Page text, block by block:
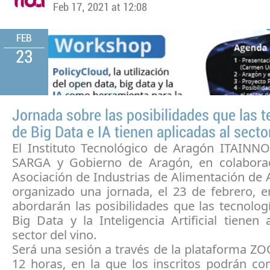
Feb 17, 2021 at 12:08
FEB
23
Jornada sobre las posibilidades que las
de Big Data e IA tienen aplicadas al
El Instituto Tecnológico de Aragón
SARGA y Gobierno de Aragón, en
Asociación de Industrias de Alimentación de
organizado una jornada, el 23 de febrero,
abordarán las posibilidades que las
Big Data y la Inteligencia Artificial tienen
sector del vino.
Será una sesión a través de la plataforma
12 horas, en la que los inscritos podrán